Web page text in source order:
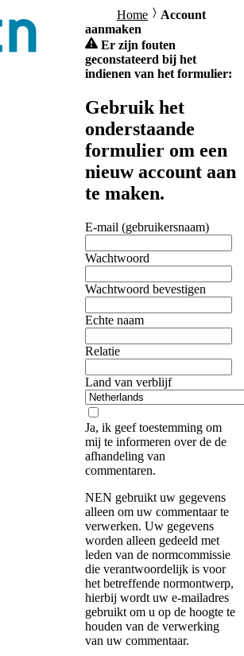
Home
Account
aanmaken
Er zijn fouten
geconstateerd bij het
indienen van het formulier:
Gebruik het
onderstaande
formulier om een
nieuw account aan
te maken.
E-mail (gebruikersnaam)
Wachtwoord
Wachtwoord bevestigen
Echte naam
Relatie
Land van verblijf
Ja, ik geef toestemming om
mij te informeren over de de
afhandeling van
commentaren.
NEN gebruikt uw gegevens
alleen om uw commentaar te
verwerken. Uw gegevens
worden alleen gedeeld met
leden van de normcommissie
die verantwoordelijk is voor
het betreffende normontwerp,
hierbij wordt uw e-mailadres
gebruikt om u op de hoogte te
houden van de verwerking
van uw commentaar.